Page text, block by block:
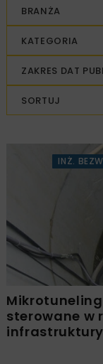
BRANŻA
KATEGORIA
ZAKRES DAT
SORTUJ
INŻ.
sterowane w
infrastruktury